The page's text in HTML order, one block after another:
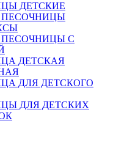
ДЕТСКИЕ
ПЕСОЧНИЦЫ
ПЕСОЧНИЦЫ С
ДЕТСКАЯ
ДЛЯ ДЕТСКОГО
ДЛЯ ДЕТСКИХ